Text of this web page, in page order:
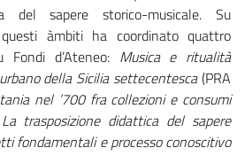
del sapere storico-musicale. Su
àmbiti ha coordinato quattro
d’Ateneo: Musica e ritualità
della Sicilia settecentesca(PRA
nel ’700 fra collezioni e consumi
La trasposizione didattica del sapere
fondamentali e processo conoscitivo